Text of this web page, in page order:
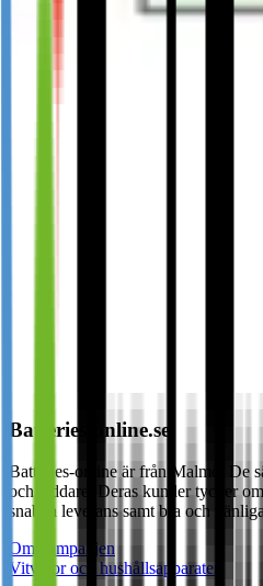
Batteries-online.se
Batteries-online är från Malmö. De
och laddare. Deras kunder tycker
snabba leverans samt bra och
Om kampanjen
Vitvaror och hushållsapparater